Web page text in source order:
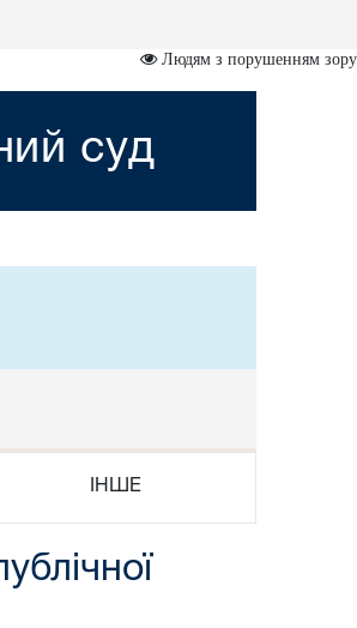
Людям з порушенням зору
суд
ІНШЕ